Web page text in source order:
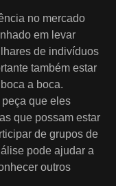
no mercado
em levar
de indivíduos
também estar
a boca.
que eles
que possam estar
de grupos de
pode ajudar a
outros